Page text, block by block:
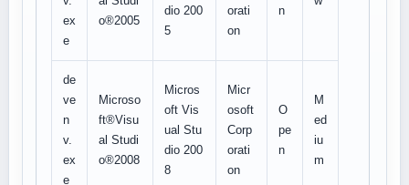
ex
e
o®2005
dio 200
5
orati
on
n
de
ve
n
v.
ex
e
Microso
ft®Visu
al Studi
o®2008
Micros
oft Vis
ual Stu
dio 200
8
Micr
osoft
Corp
orati
on
O
pe
n
M
ed
iu
m